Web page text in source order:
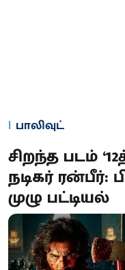
பாலிவுட்
சிறந்த படம்
நடிகர் ரன்பீர்:
முழு பட்டியல்